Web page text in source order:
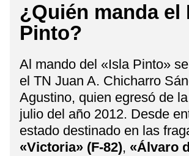
¿Quién manda el
Pinto?
Al mando del «Isla Pinto»
el TN Juan A. Chicharro
Agustino, quien egresó de
julio del año 2012. Desde
estado destinado en las
«Victoria» (F-82), «Álvaro